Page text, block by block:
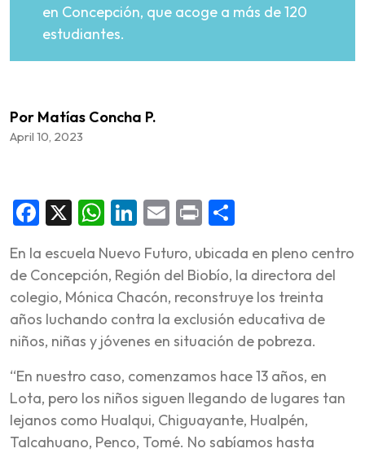
en Concepción, que acoge a más de 120
estudiantes.
Por Matías Concha P.
April 10, 2023
Facebook
X WhatsApp
LinkedIn
Email
Print
En la escuela Nuevo Futuro, ubicada en pleno centro
de Concepción, Región del Biobío, la directora del
colegio, Mónica Chacón, reconstruye los treinta
años luchando contra la exclusión educativa de
niños, niñas y jóvenes en situación de pobreza.
“En nuestro caso, comenzamos hace 13 años, en
Lota, pero los niños siguen llegando de lugares tan
lejanos como Hualqui, Chiguayante, Hualpén,
Talcahuano, Penco, Tomé. No sabíamos hasta